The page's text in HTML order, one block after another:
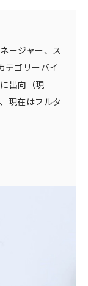
ージャー、ス
テゴリーバイ
出向（現
現在はフルタ